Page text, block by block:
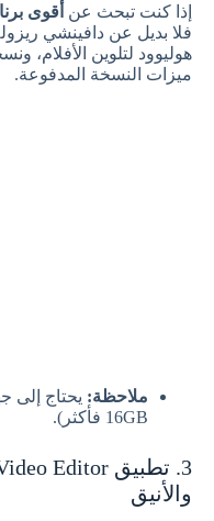
إذا كنت تبحث عن أقوى
فلا بديل عن دافينشي
ميزات النسخة المدفوعة.
ملاحظة:
16GB فأكثر).
والأنيق